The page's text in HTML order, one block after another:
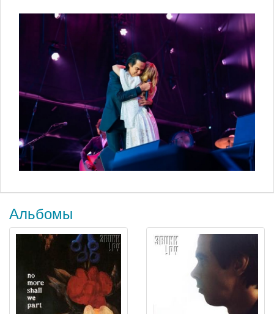
Альбомы